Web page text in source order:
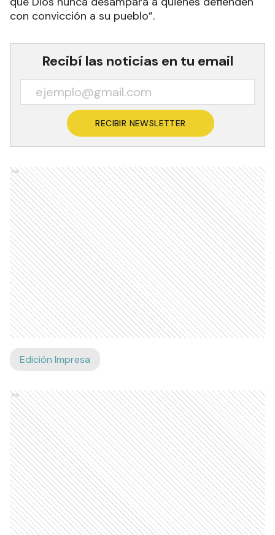
con convicción a su pueblo”.
Recibí las noticias en tu email
RECIBIR NEWSLETTER
Ads
Edición Impresa
Ads